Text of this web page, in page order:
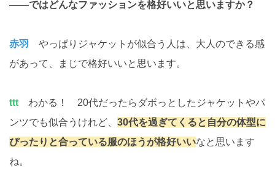
――ではどんなファッションを格好いいと思いますか？
赤羽
やっぱりジャケットが似合う人は、大人のできる感
があって、まじで格好いいと思います。
ttt わかる！ 20代だったらダボっとしたジャケットやパ
ンツでも似合うけれど、 30代を過ぎてくると自分の体型に
ぴったりと合っている服のほうが格好いいなと思います
ね。